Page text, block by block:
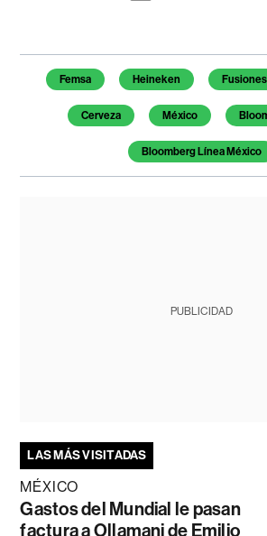
Temas de este artículo
Femsa Heineken
Cerveza México
Bloomberg Línea México
PUBLICIDAD
LAS MÁS VISITADAS
MÉXICO
Gastos del Mundial le pasan
factura a Ollamani de Emilio